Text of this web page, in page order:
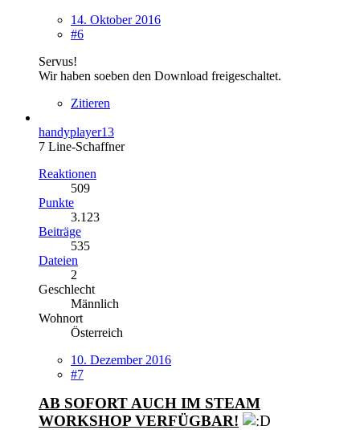
14. Oktober 2016
#6
Servus!
Wir haben soeben den Download freigeschaltet.
Zitieren
handyplayer13
7 Line-Schaffner
Reaktionen
509
Punkte
3.123
Beiträge
535
Dateien
2
Geschlecht
Männlich
Wohnort
Österreich
10. Dezember 2016
#7
AB SOFORT AUCH IM STEAM
WORKSHOP VERFÜGBAR!